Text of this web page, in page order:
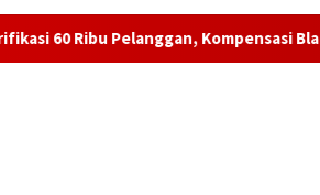
Kompensasi Blackout Segera